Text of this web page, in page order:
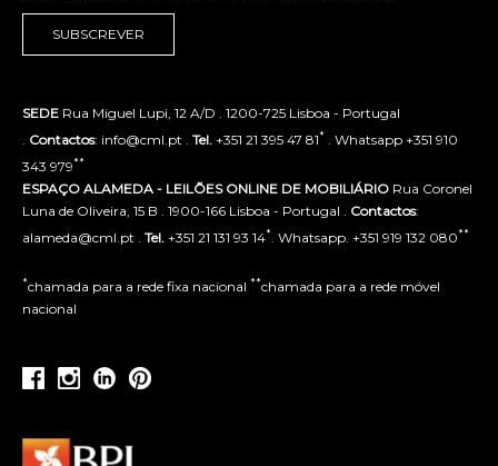
SUBSCREVER
SEDE Rua Miguel Lupi, 12 A/D . 1200-725 Lisboa - Portugal
Contactos: info@cml.pt . Tel. +351 21 395 47 81* . Whatsapp +351 910
343 979**
ESPAÇO ALAMEDA - LEILÕES ONLINE DE MOBILIÁRIO Rua Coronel
Luna de Oliveira, 15 B . 1900-166 Lisboa - Portugal . Contactos:
alameda@cml.pt . Tel. +351 21 131 93 14* . Whatsapp. +351 919 132 080**
*chamada para a rede fixa nacional **chamada para a rede móvel
nacional